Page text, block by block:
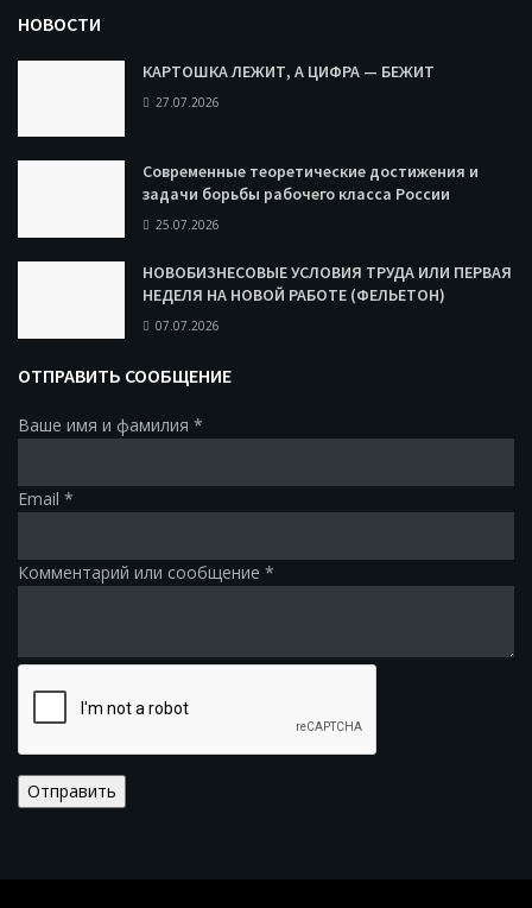
НОВОСТИ
КАРТОШКА ЛЕЖИТ, А ЦИФРА — БЕЖИТ
27.07.2026
Современные теоретические достижения и
задачи борьбы рабочего класса России
25.07.2026
НОВОБИЗНЕСОВЫЕ УСЛОВИЯ ТРУДА ИЛИ ПЕРВАЯ
НЕДЕЛЯ НА НОВОЙ РАБОТЕ (ФЕЛЬЕТОН)
07.07.2026
ОТПРАВИТЬ СООБЩЕНИЕ
Ваше имя и фамилия *
Email *
Комментарий или сообщение *
Отправить